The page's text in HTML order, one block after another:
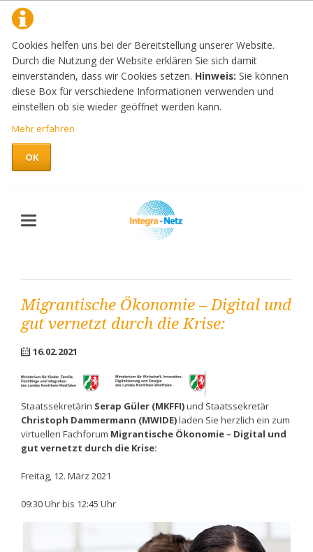
Cookies helfen uns bei der Bereitstellung unserer Website.
Durch die Nutzung der Website erklären Sie sich damit
einverstanden, dass wir Cookies setzen. Hinweis: Sie können
diese Box für verschiedene Informationen verwenden und
einstellen ob sie wieder geöffnet werden kann.
Mehr erfahren
OK
Migrantische Ökonomie – Digital und
gut vernetzt durch die Krise:
16.02.2021
Staatssekretärin Serap Güler (MKFFI)und Staatssekretär
Christoph Dammermann (MWIDE)laden Sie herzlich ein zum
virtuellen Fachforum Migrantische Ökonomie – Digital und
gut vernetzt durch die Krise:
Freitag, 12. März 2021
09:30 Uhr bis 12:45 Uhr